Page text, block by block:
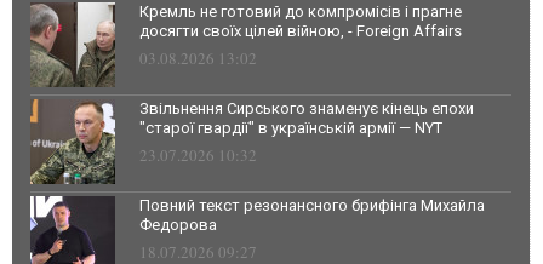
Кремль не готовий до компромісів і прагне
досягти своїх цілей війною, - Foreign Affairs
03.08.2026 13:02
Звільнення Сирського знаменує кінець епохи
"старої гвардії" в українській армії — NYT
23.07.2026 10:32
Повний текст резонансного брифінга Михайла
Федорова
18.07.2026 09:27